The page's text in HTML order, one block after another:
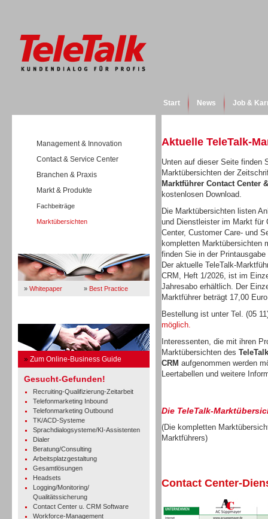
Start News Job &
Management & Innovation
Contact & Service Center
Branchen & Praxis
Markt & Produkte
Fachbeiträge
Marktübersichten
» Whitepaper » Best Practice
» Zum Online-Business Guide
Gesucht-Gefunden!
Recruiting-Qualifizierung-Zeitarbeit
Telefonmarketing Inbound
Telefonmarketing Outbound
TK/ACD-Systeme
Sprachdialogsysteme/KI-Assistenten
Dialer
Beratung/Consulting
Arbeitsplatzgestaltung
Gesamtlösungen
Headsets
Logging/Monitoring/
Qualitätssicherung
Contact Center u. CRM Software
Workforce-Management
Aktuelle TeleTalk-
Unten auf dieser Seite finden
Marktübersichten der
Marktführer Contact Center
kostenlosen Download.
Die Marktübersichten listen
und Dienstleister im Markt für
Center, Customer Care- und
kompletten Marktübersichten
finden Sie in der
Der aktuelle TeleTalk-
CRM, Heft 1/2026, ist im
Jahresabo erhältlich. Der
Marktführer beträgt 17,00
Bestellung ist unter Tel. (05
möglich.
Interessenten, die mit ihren
Marktübersichten des
CRM aufgenommen werden
Leertabellen und weitere
Die TeleTalk-
(Die kompletten
Marktführers)
Contact Center-